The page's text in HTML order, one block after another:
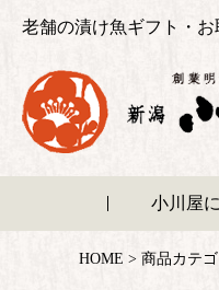
老舗の漬け魚ギフト・
小川屋
HOME 商品カテ